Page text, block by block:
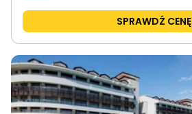
SPRAWDŹ CENĘ